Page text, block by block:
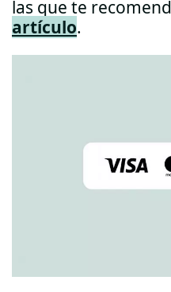
las que te
artículo.